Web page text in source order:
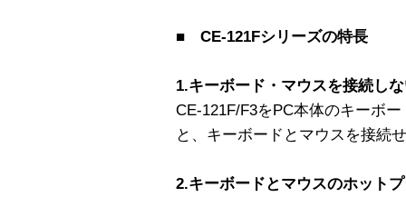
■ CE-121Fシリーズの特長
1.キーボード・マウスを接続し
CE-121F/F3をPC本体のキーボ
と、キーボードとマウスを接続
2.キーボードとマウスのホット